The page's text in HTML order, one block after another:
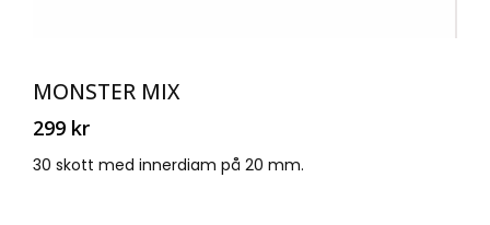
MONSTER MIX
299 kr
30 skott med innerdiam på 20 mm.